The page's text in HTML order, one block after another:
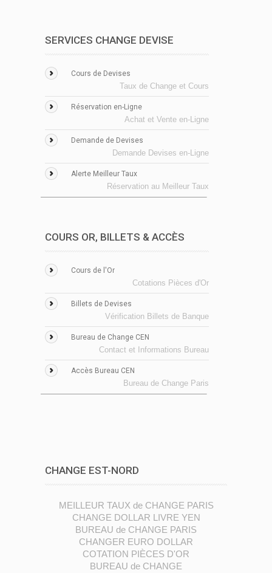
SERVICES CHANGE DEVISE
Cours de Devises
Taux de Change et Cours
Réservation en-Ligne
Achat et Vente en-Ligne
Demande de Devises
Demande Devises en-Ligne
Alerte Meilleur Taux
Réservation au Meilleur Taux
COURS OR, BILLETS & ACCÈS
Cours de l'Or
Cotations Pièces d'Or
Billets de Devises
Vérification Billets de Banque
Bureau de Change CEN
Contact et Informations Bureau
Accès Bureau CEN
Bureau de Change Paris
CHANGE EST-NORD
MEILLEUR TAUX de CHANGE PARIS
CHANGE DOLLAR LIVRE YEN
BUREAU de CHANGE PARIS
CHANGER EURO DOLLAR
COTATION PIÈCES D'OR
BUREAU de CHANGE